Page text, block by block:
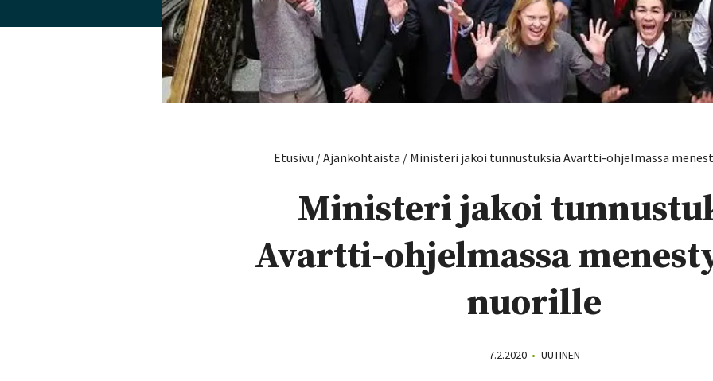
Etusivu /Ajankohtaista / Ministeri jakoi tunnustuksia Avartti-ohjelmassa
Ministeri jakoi
Avartti-ohjelmassa
nuorille
7.2.2020 • UUTINEN